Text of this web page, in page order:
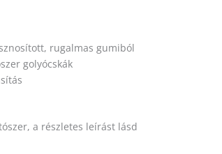
rugalmas gumiból
golyócskák
a részletes leírást lásd